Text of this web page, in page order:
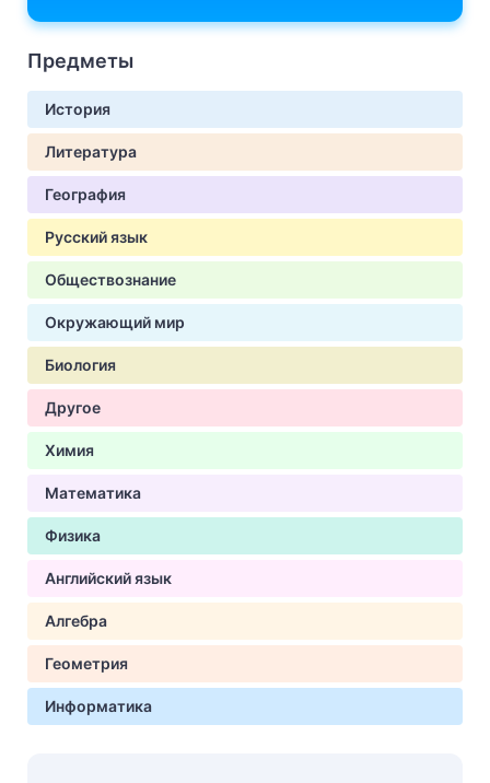
Предметы
История
Литература
География
Русский язык
Обществознание
Окружающий мир
Биология
Другое
Химия
Математика
Физика
Английский язык
Алгебра
Геометрия
Информатика